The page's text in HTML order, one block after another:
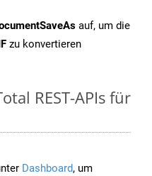
auf, um die
zu konvertieren
REST-APIs für
Dashboard, um